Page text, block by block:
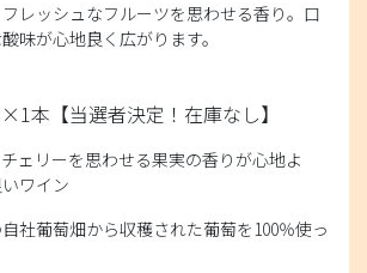
レッシュなフルーツを思わせる香り。口
味が心地良く広がります。
本 【当選者決定！在庫なし】
ェリーを思わせる果実の香りが心地よ
ワイン
社葡萄畑から収穫された葡萄を100％使っ